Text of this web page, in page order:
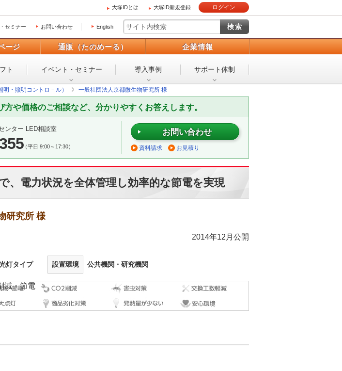
大塚IDとは 大塚ID新規登録 ログイン
セミナー お問い合わせ English
ージ 通販（たのめーる） 企業情報
ト イベント・ セミナー 導入事例 サポート体制
・照明コントロ－ル） 一般社団法人京都微生物研究所 様
や価格のご相談など、分かりやすくお答えします。
ンター LED相談室
（平日 9:00～17:30）
お問い合わせ
資料請求 お見積り
、電力状況を全体管理し効率的な節電を実現
研究所 様
2014年12月公開
灯タイプ 設置環境 公共機関・研究機関